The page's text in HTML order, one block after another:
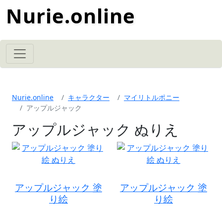
Nurie.online
Nurie.online キャラクター
マイリトルポニー
アップルジャック
アップルジャック ぬりえ
アップルジャック 塗
り絵
アップルジャック 塗
り絵